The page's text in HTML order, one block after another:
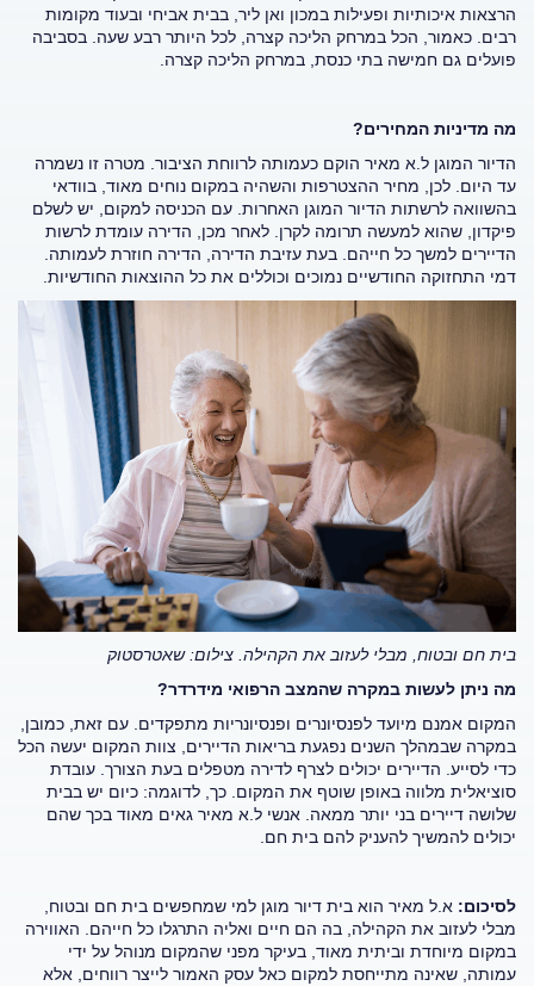
הרצאות איכותיות ופעילות במכון ואן ליר, בבית אביחי ובעוד מקומות
רבים. כאמור, הכל במרחק הליכה קצרה, לכל היותר רבע שעה. בסביבה
פועלים גם חמישה בתי כנסת, במרחק הליכה קצרה.
מה מדיניות המחירים?
הדיור המוגן ל.א מאיר הוקם כעמותה לרווחת הציבור. מטרה זו נשמרה
עד היום. לכן, מחיר ההצטרפות והשהיה במקום נוחים מאוד, בוודאי
בהשוואה לרשתות הדיור המוגן האחרות. עם הכניסה למקום, יש לשלם
פיקדון, שהוא למעשה תרומה לקרן. לאחר מכן, הדירה עומדת לרשות
הדיירים למשך כל חייהם. בעת עזיבת הדירה, הדירה חוזרת לעמותה.
דמי התחזוקה החודשיים נמוכים וכוללים את כל ההוצאות החודשיות.
בית חם ובטוח, מבלי לעזוב את הקהילה. צילום: שאטרסטוק
מה ניתן לעשות במקרה שהמצב הרפואי מידרדר?
המקום אמנם מיועד לפנסיונרים ופנסיונריות מתפקדים. עם זאת, כמובן,
במקרה שבמהלך השנים נפגעת בריאות הדיירים, צוות המקום יעשה הכל
כדי לסייע. הדיירים יכולים לצרף לדירה מטפלים בעת הצורך. עובדת
סוציאלית מלווה באופן שוטף את המקום. כך, לדוגמה: כיום יש בבית
שלושה דיירים בני יותר ממאה. אנשי ל.א מאיר גאים מאוד בכך שהם
יכולים להמשיך להעניק להם בית חם.
לסיכום: א.ל מאיר הוא בית דיור מוגן למי שמחפשים בית חם ובטוח,
מבלי לעזוב את הקהילה, בה הם חיים ואליה התרגלו כל חייהם. האווירה
במקום מיוחדת וביתית מאוד, בעיקר מפני שהמקום מנוהל על ידי
עמותה, שאינה מתייחסת למקום כאל עסק האמור לייצר רווחים, אלא